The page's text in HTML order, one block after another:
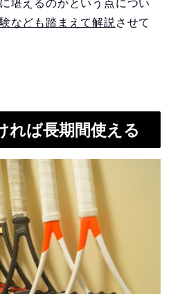
堪えるのかという点につい
なども踏まえて解説 させて
れば長期間使える